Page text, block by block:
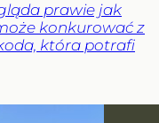
prawie jak
konkurować z
która potrafi